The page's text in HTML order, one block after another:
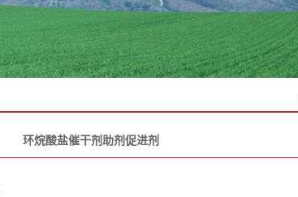
环烷酸盐催干剂助剂促进剂